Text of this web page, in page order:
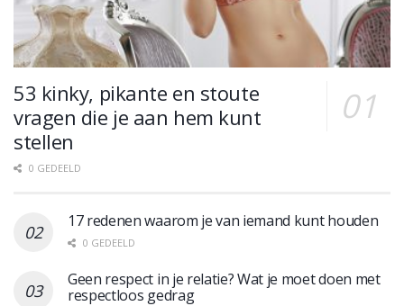
53 kinky, pikante en stoute
vragen die je aan hem kunt
stellen
0 GEDEELD
17 redenen waarom je van iemand kunt houden
0 GEDEELD
Geen respect in je relatie? Wat je moet doen met
respectloos gedrag